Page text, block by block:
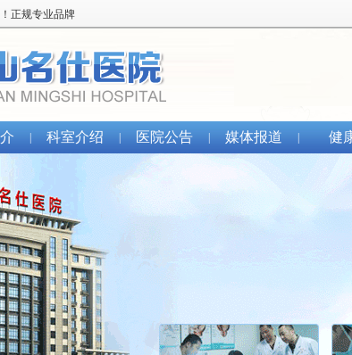
正规专业品牌
科室介绍 医院公告 媒体报道 健